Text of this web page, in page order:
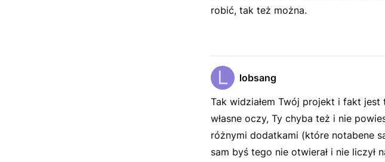
robić, tak też można.
lobsang
Tak widziałem Twój projekt i fakt
własne oczy, Ty chyba też i nie
różnymi dodatkami (które notabene
sam byś tego nie otwierał i nie